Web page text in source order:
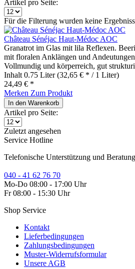
Artikel pro Seite:
Für die Filterung wurden keine
Château Sénéjac Haut-Médoc AOC
Granatrot im Glas mit lila Reflexen.
mit floralen Anklängen und
Vollmundig und körperreich, gut
Inhalt 0.75 Liter(32,65 € * / 1 Liter)
24,49 € *
Merken Zum Produkt
In den Warenkorb
Artikel pro Seite:
Zuletzt angesehen
Service Hotline
Telefonische Unterstützung und
040 - 41 62 76 70
Mo-Do 08:00 - 17:00 Uhr
Fr 08:00 - 15:30 Uhr
Shop Service
Kontakt
Lieferbedingungen
Zahlungsbedingungen
Muster-Widerrufsformular
Unsere AGB